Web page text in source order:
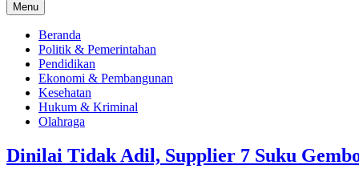
Menu
Beranda
Politik & Pemerintahan
Pendidikan
Ekonomi & Pembangunan
Kesehatan
Hukum & Kriminal
Olahraga
Dinilai Tidak Adil, Supplier 7 Suku